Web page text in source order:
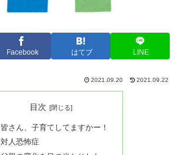
Facebook はてブ LINE
2021.09.20 2021.09.22
目次
皆さん、子育てしてますかー！
対人恐怖症